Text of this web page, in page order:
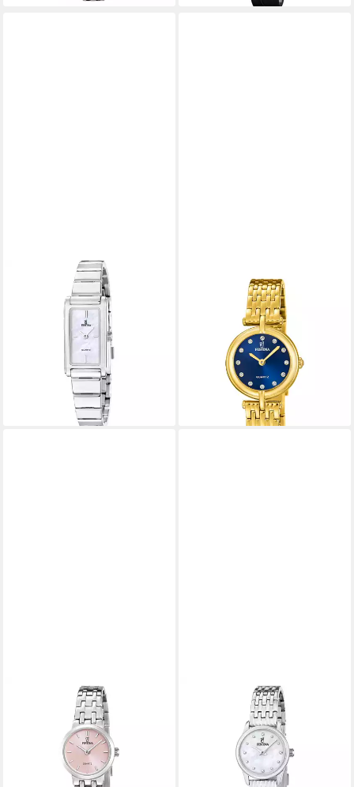
Quarzuhr Mademoiselle
F20767_1, Armbanduhr,
Damenuhr, Edelstahlarmband,
lieferbar - in 2-3 Werktagen bei dir
Quarzuhr Festina Quarz
Damen Mademoiselle
F20790/3
129,00 €
lieferbar in 3 Wochen